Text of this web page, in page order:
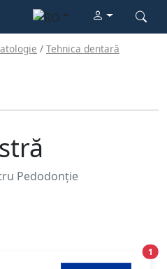
Tehnica dentară
Pedodonție
1